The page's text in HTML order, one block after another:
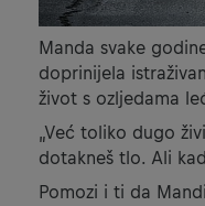
Manda svake
doprinijela
život s ozljedama
„Već toliko dugo
dotakneš tlo. Ali
Pomozi i ti da